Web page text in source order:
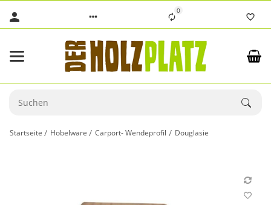
0
Startseite Hobelware Carport- Wendeprofil Douglasie